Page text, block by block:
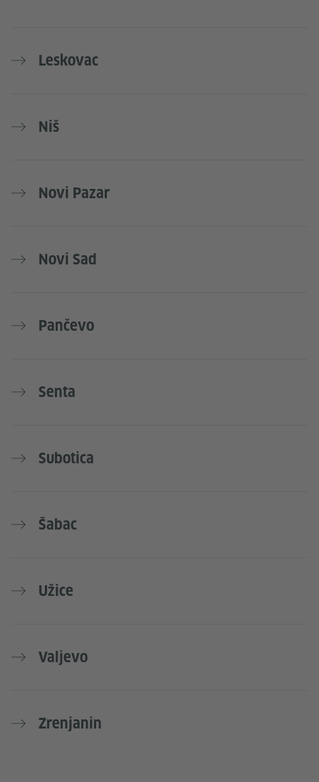
Leskovac
Niš
Novi Pazar
Novi Sad
Pančevo
Senta
Subotica
Šabac
Užice
Valjevo
Zrenjanin